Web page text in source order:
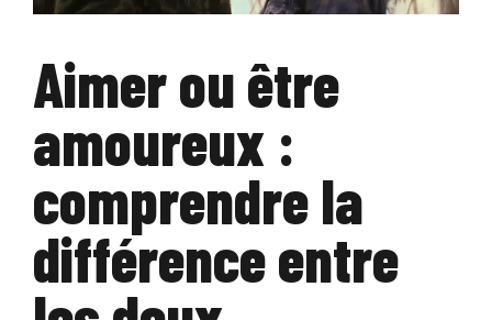
Aimer ou être
amoureux :
comprendre la
différence entre